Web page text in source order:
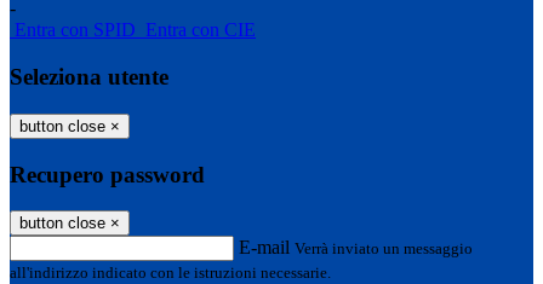
-
Entra con SPID Entra con CIE
Seleziona utente
button close ×
Recupero password
button close ×
E-mail Verrà inviato un messaggio
all'indirizzo indicato con le istruzioni necessarie.